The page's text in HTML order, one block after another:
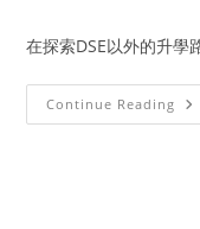
在探索DSE以外的升學
Continue Reading